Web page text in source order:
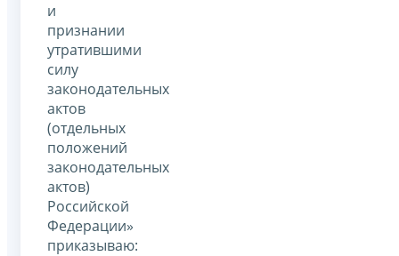
и
признании
утратившими
силу
законодательных
актов
(отдельных
положений
законодательных
актов)
Российской
Федерации»
приказываю: